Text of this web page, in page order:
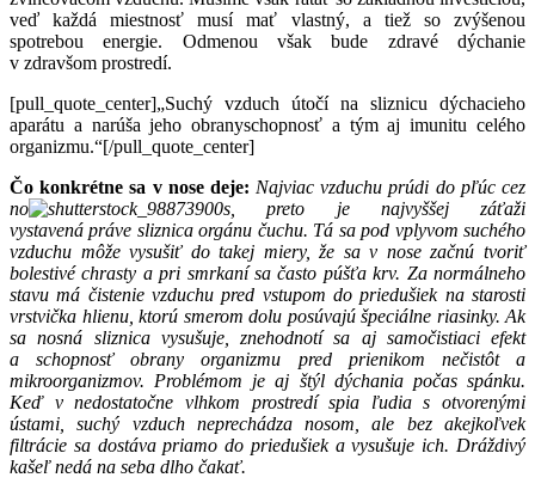
veď každá miestnosť musí mať vlastný, a tiež so zvýšenou
spotrebou energie. Odmenou však bude zdravé dýchanie
v zdravšom prostredí.
[pull_quote_center]„Suchý vzduch útočí na sliznicu dýchacieho
aparátu a narúša jeho obranyschopnosť a tým aj imunitu celého
organizmu.“[/pull_quote_center]
Čo konkrétne sa v nose deje: Najviac vzduchu prúdi do pľúc cez
no
s, preto je najvyššej záťaži
vystavenápráve sliznica orgánu čuchu. Tá sa pod vplyvom suchého
vzduchu môže vysušiť do takej miery, že sa v nose začnú tvoriť
bolestivé chrasty a pri smrkaní sa často púšťa krv. Za normálneho
stavu má čistenie vzduchu pred vstupom do priedušiek na starosti
vrstvička hlienu, ktorú smerom dolu posúvajú špeciálne riasinky. Ak
sa nosná sliznica vysušuje, znehodnotí sa aj samočistiaci efekt
a schopnosť obrany organizmu pred prienikom nečistôt a
mikroorganizmov. Problémom je aj štýl dýchania počas spánku.
Keď v nedostatočne vlhkom prostredí spia ľudia s otvorenými
ústami, suchý vzduch neprechádza nosom, ale bez akejkoľvek
filtrácie sa dostáva priamo do priedušiek a vysušuje ich. Dráždivý
kašeľ nedá na seba dlho čakať.